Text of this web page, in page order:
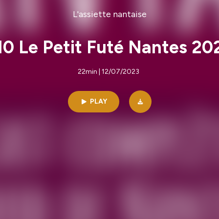
L'assiette nantaise
Le Petit Futé Nantes
22min | 12/07/2023
PLAY